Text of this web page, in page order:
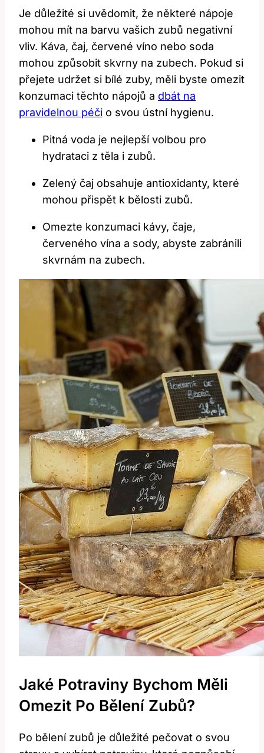
Je důležité si uvědomit, že některé nápoje
mohou mít na barvu vašich zubů negativní
vliv. Káva, čaj, červené víno nebo soda
mohou způsobit skvrny na zubech. Pokud si
přejete udržet si bílé zuby, měli byste omezit
konzumaci těchto nápojů a dbát na
pravidelnou péči o svou ústní hygienu.
Pitná voda je nejlepší volbou pro
hydrataci z těla i zubů.
Zelený čaj obsahuje antioxidanty, které
mohou přispět k bělosti zubů.
Omezte konzumaci kávy, čaje,
červeného vína a sody, abyste zabránili
skvrnám na zubech.
Jaké Potraviny Bychom Měli
Omezit Po Bělení Zubů?
Po bělení zubů je důležité pečovat o svou